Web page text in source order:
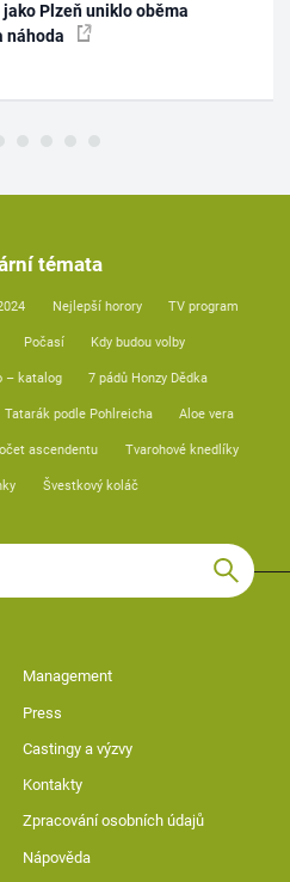
Plzeň uniklo oběma
náhoda
témata
Nejlepší horory TV program
Počasí Kdy budou volby
– katalog 7 pádů Honzy Dědka
Tatarák podle Pohlreicha Aloe vera
ascendentu Tvarohové knedlíky
Švestkový koláč
Management
Press
Castingy a výzvy
Kontakty
Zpracování osobních údajů
Nápověda